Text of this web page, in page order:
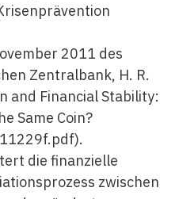
2011 des
Zentralbank, H. R.
and Financial Stability:
Same Coin?
die finanzielle
zwischen